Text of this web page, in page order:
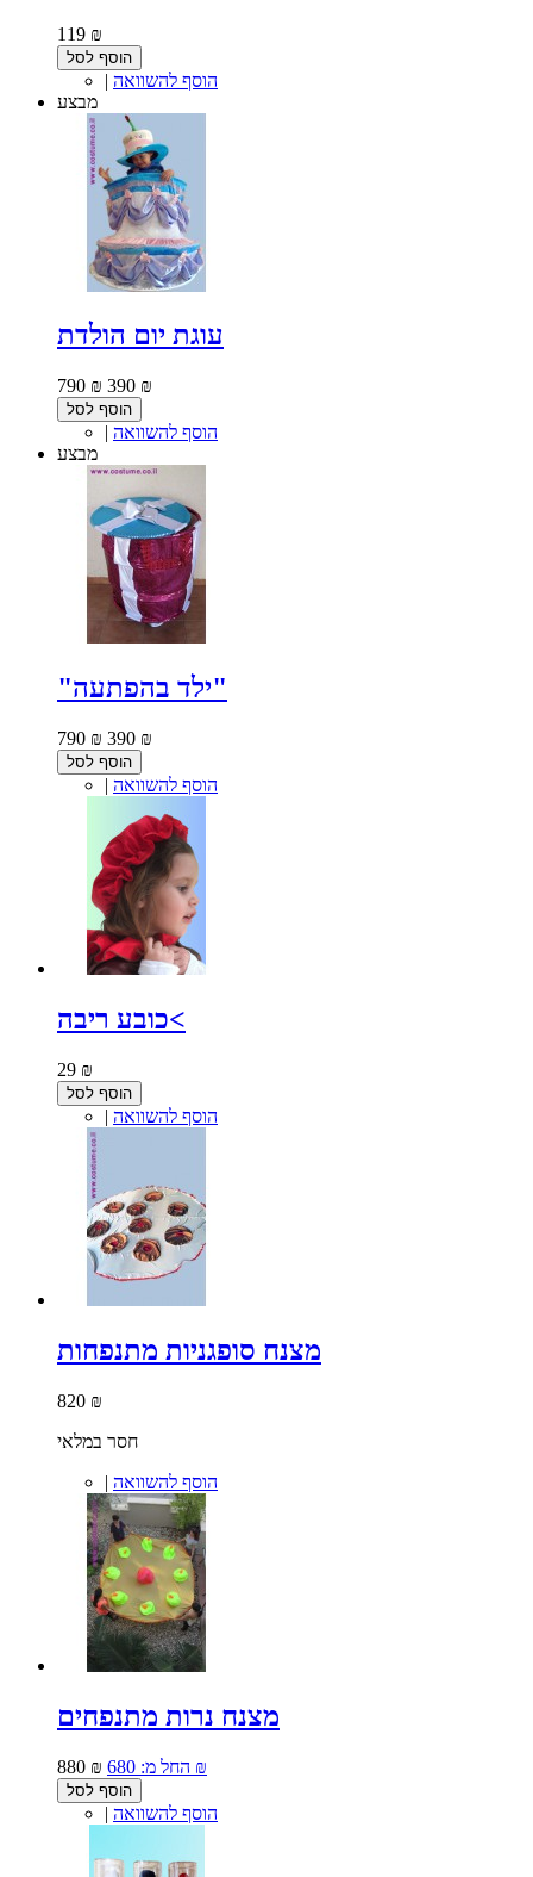
119 ₪
הוסף לסל
| הוסף להשוואה
מבצע
עוגת יום הולדת
790 ₪ 390 ₪
הוסף לסל
| הוסף להשוואה
מבצע
"ילד בהפתעה"
790 ₪ 390 ₪
הוסף לסל
| הוסף להשוואה
כובע ריבה<
29 ₪
הוסף לסל
| הוסף להשוואה
מצנח סופגניות מתנפחות
820 ₪
חסר במלאי
| הוסף להשוואה
מצנח נרות מתנפחים
880 ₪ החל מ: 680 ₪
הוסף לסל
| הוסף להשוואה